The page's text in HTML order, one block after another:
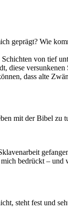
geprägt? Wie
von tief
diese
dass alte
mit der Bibel zu
bedrückt –
steht fest und